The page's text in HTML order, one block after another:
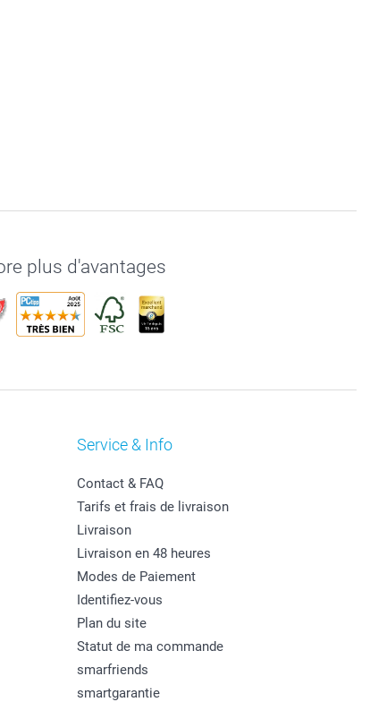
plus d'avantages
Service & Info
Contact & FAQ
Tarifs et frais de livraison
Livraison
Livraison en 48 heures
Modes de Paiement
Identifiez-vous
Plan du site
Statut de ma commande
smarfriends
smartgarantie